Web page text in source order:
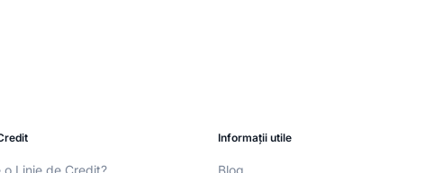
Informații utile